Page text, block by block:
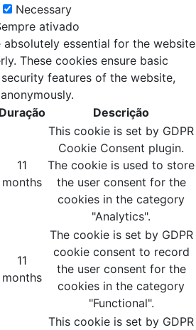
Necessary
ativado
absolutely essential for the website
These cookies ensure basic
features of the website,
anonymously.
Duração Descrição
11
months
This cookie is set by GDPR
Cookie Consent plugin.
The cookie is used to store
the user consent for the
cookies in the category
"Analytics".
11
months
The cookie is set by GDPR
cookie consent to record
the user consent for the
cookies in the category
"Functional".
This cookie is set by GDPR